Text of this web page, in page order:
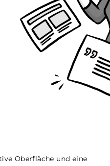
Oberfläche und eine